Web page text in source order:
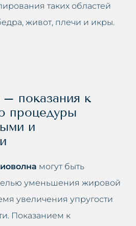
таких областей
живот, плечи и икры.
показания к
процедуры
и
могут быть
уменьшения жировой
увеличения упругости
Показанием к